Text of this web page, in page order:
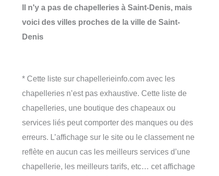
Il n'y a pas de chapelleries à Saint-Denis, mais
voici des villes proches de la ville de Saint-
Denis
* Cette liste sur chapellerieinfo.com avec les
chapelleries n’est pas exhaustive. Cette liste de
chapelleries, une boutique des chapeaux ou
services liés peut comporter des manques ou des
erreurs. L’affichage sur le site ou le classement ne
reflète en aucun cas les meilleurs services d’une
chapellerie, les meilleurs tarifs, etc… cet affichage